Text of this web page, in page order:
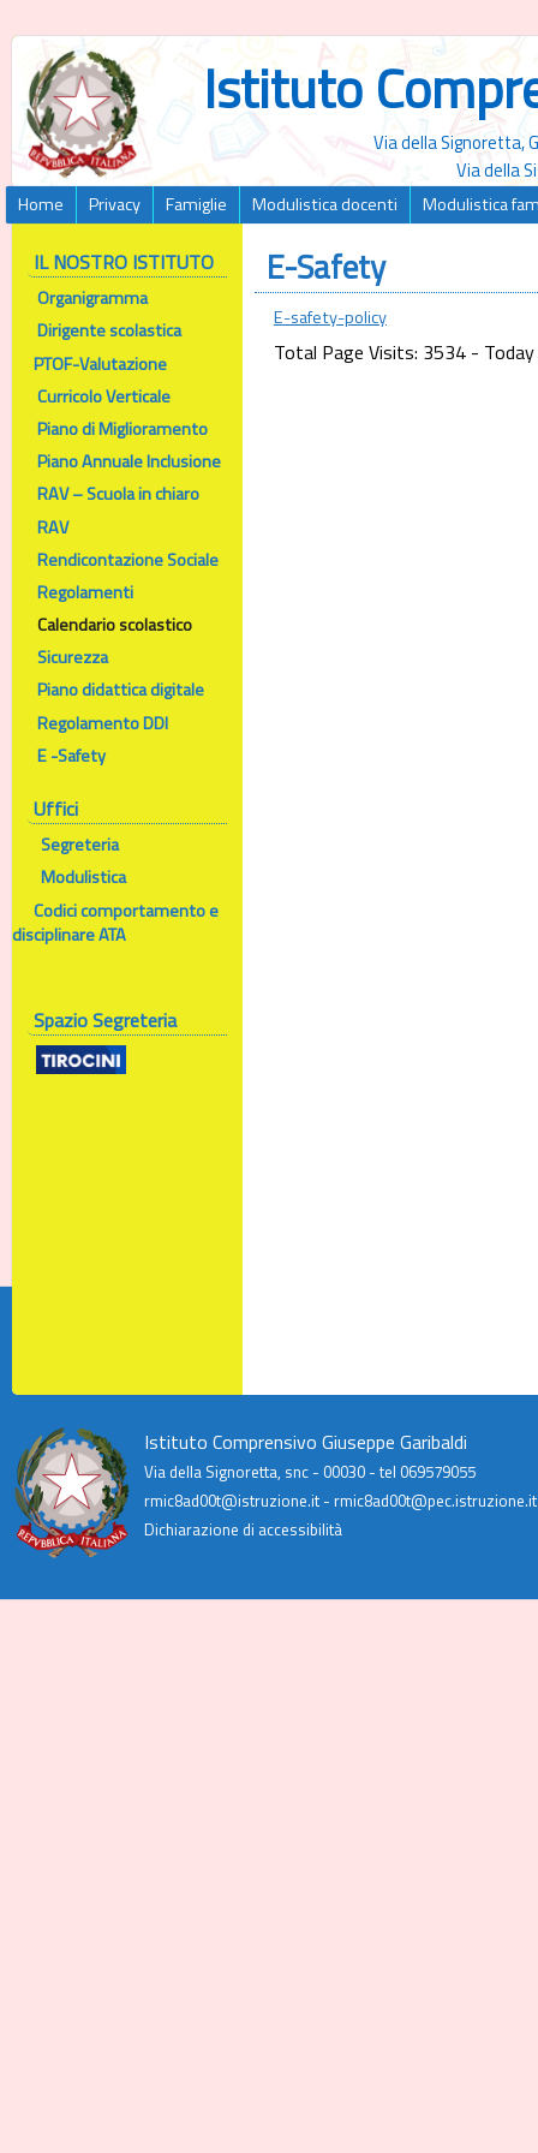
Istituto
Via della Signoretta,
Via della
Home Privacy Famiglie Modulistica docenti Modulistica
IL NOSTRO ISTITUTO
Organigramma
Dirigente scolastica
PTOF-Valutazione
Curricolo Verticale
Piano di Miglioramento
Piano Annuale Inclusione
RAV – Scuola in chiaro
RAV
Rendicontazione Sociale
Regolamenti
Calendario scolastico
Sicurezza
Piano didattica digitale
Regolamento DDI
E -Safety
Uffici
Segreteria
Modulistica
Codici comportamento e
disciplinare ATA
Spazio Segreteria
E-Safety
E-safety-policy
Total Page Visits: 3534 -
Istituto Comprensivo Giuseppe Garibaldi
Via della Signoretta, snc - 00030 - tel 069579055
rmic8ad00t@istruzione.it - rmic8ad00t@pec.istruzione.it
Dichiarazione di accessibilità